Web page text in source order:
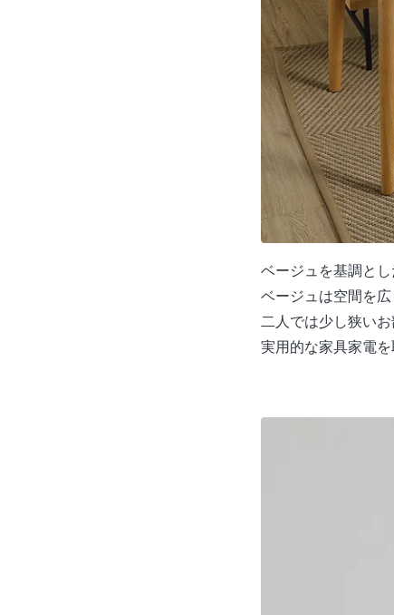
ベージュを基調とし
ベージュは空間を
二人では少し狭い
実用的な家具家電